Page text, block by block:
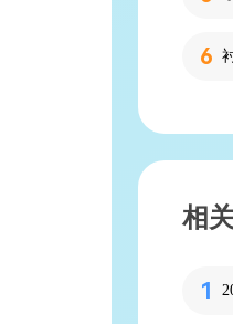
相